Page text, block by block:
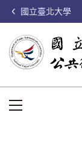
國立臺北大學